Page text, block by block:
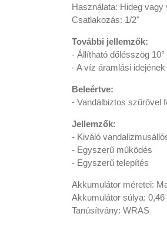
Használata: Hideg
Csatlakozás: 1/2"
További jellemzők:
- Állítható dőlésszög 10°
- A víz áramlási
Beleértve:
- Vandálbiztos szűrővel
Jellemzők:
- Kiváló
- Egyszerű működés
- Egyszerű telepítés
Akkumulátor méretei:
Akkumulátor súlya: 0,46
Tanúsítvány: WRAS